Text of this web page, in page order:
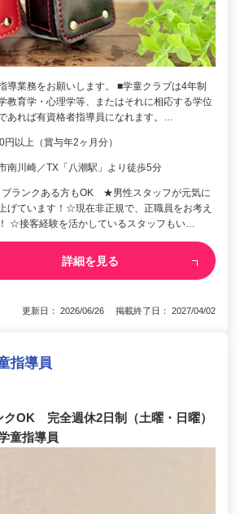
導業務をお願いします。 ■学童クラブは4年制
教育学・心理学等、またはそれに相応する学位
であれば有資格者指導員になれます。…
円以上（賞与年2ヶ月分）
南川崎／TX「八潮駅」より徒歩5分
ブランクある方もOK ★男性スタッフが元気に
げています！☆現在非正規で、正職員をお考え
☆接客経験を活かしているスタッフもい…
詳細を見る
更新日： 2026/06/26 掲載終了日： 2027/04/02
指導員
OK 完全週休2日制（土曜・日曜）
童指導員